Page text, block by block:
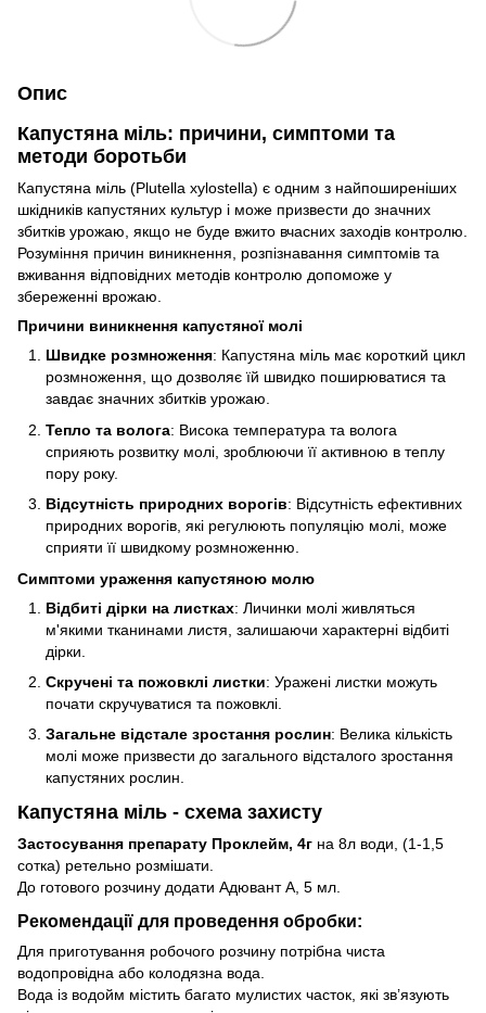
Опис
Капустяна міль: причини, симптоми та
методи боротьби
Капустяна міль (Plutella xylostella) є одним з найпоширеніших
шкідників капустяних культур і може призвести до значних
збитків урожаю, якщо не буде вжито вчасних заходів контролю.
Розуміння причин виникнення, розпізнавання симптомів та
вживання відповідних методів контролю допоможе у
збереженні врожаю.
Причини виникнення капустяної молі
Швидке розмноження: Капустяна міль має короткий цикл
розмноження, що дозволяє їй швидко поширюватися та
завдає значних збитків урожаю.
Тепло та волога: Висока температура та волога
сприяють розвитку молі, зроблюючи її активною в теплу
пору року.
Відсутність природних ворогів: Відсутність ефективних
природних ворогів, які регулюють популяцію молі, може
сприяти її швидкому розмноженню.
Симптоми ураження капустяною молю
Відбиті дірки на листках: Личинки молі живляться
м'якими тканинами листя, залишаючи характерні відбиті
дірки.
Скручені та пожовклі листки: Уражені листки можуть
почати скручуватися та пожовклі.
Загальне відстале зростання рослин: Велика кількість
молі може призвести до загального відсталого зростання
капустяних рослин.
Капустяна міль - схема захисту
Застосування препарату Проклейм, 4г на 8л води, (1-1,5
сотка) ретельно розмішати.
До готового розчину додати Адювант А, 5 мл.
Рекомендації для проведення обробки:
Для приготування робочого розчину потрібна чиста
водопровідна або колодязна вода.
Вода із водойм містить багато мулистих часток, які зв’язують